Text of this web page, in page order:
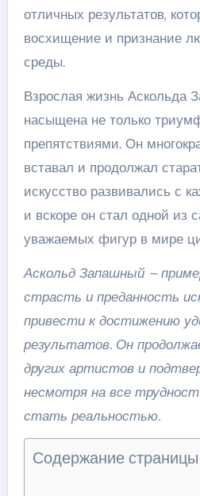
отличных результатов,
восхищение и признание
среды.
Взрослая жизнь Аскольда
насыщена не только
препятствиями. Он
вставал и продолжал
искусство развивались с
и вскоре он стал одной из
уважаемых фигур в мире
Аскольд Запашный –
страсть и преданность
привести к достижению
результатов. Он
других артистов и
несмотря на все
стать реальностью.
Содержание страницы